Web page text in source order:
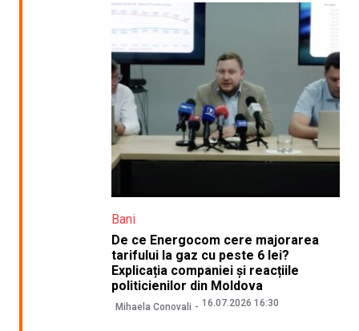
Bani
De ce Energocom cere majorarea
tarifului la gaz cu peste 6 lei?
Explicația companiei și reacțiile
politicienilor din Moldova
Mihaela Conovali 16.07.2026 16:30